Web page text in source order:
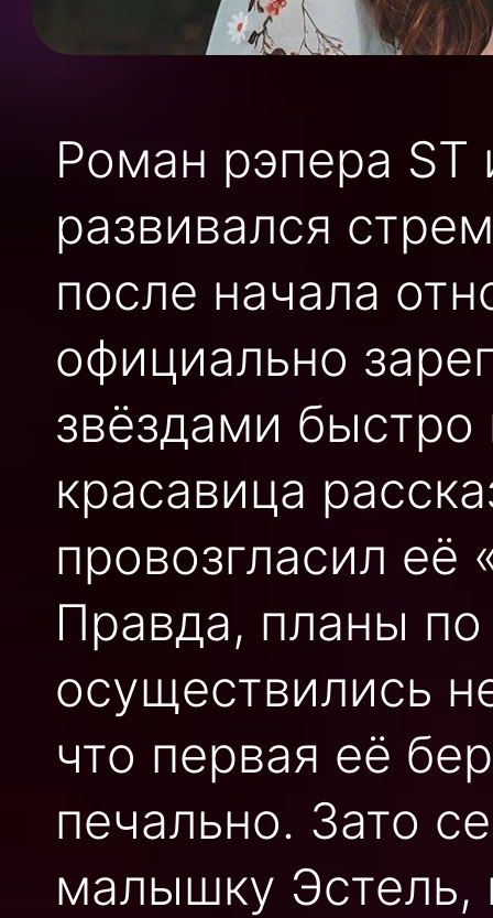
Роман рэпера
развивался
после начала
официально
звёздами
красавица
провозгласил её
Правда, планы
осуществились
что первая её
печально. Зато
малышку Эстель,